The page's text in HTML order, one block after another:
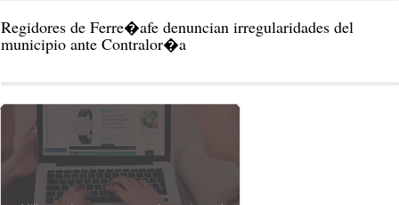
Regidores de Ferre�afe denuncian irregularidades del
municipio ante Contralor�a